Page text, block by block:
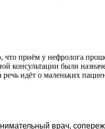
что приём у нефролога
консультации были
идёт о маленьких
врач,